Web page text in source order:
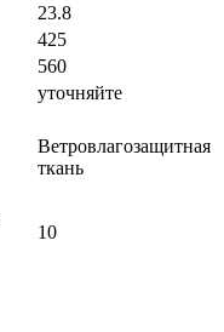
23.8
425
560
уточняйте
Ветровлагозащитная
ткань
10